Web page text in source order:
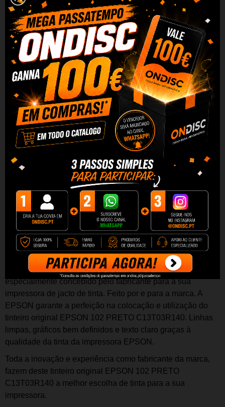
REVIEWS
inteirooriginal EPSON 102 PRETO C13T03R140
Caracteristicas do tinteiro
riginal EPSON 102 PRETO
C13T03R140
O novo t inteiro original EPSON 102 PRETO C13T03R140
oferece um óptimo desempenho e qualidade para a sua
impressora compatível. Um novo compromisso com a
inovação em tinta para impressoras da marca EPSON,
garantia de qualidade no fabrico de consumíveis de
impressão.
Ao comprar o seu
tinteiro originalEPSON 102 PRETO
na Ondiscterá uma equipa comercial ao seu
serviço por telefone
ee-mail para resolver quaisquer
questões, preocupações ou problemas com a máxima
atenção e rapidez. Basta comprar o t
inteiro
original EPSON
102 PRETO C13T03R140e colocá-lo confortavelmente na
sua impressora para começar a desfrutar das suas
características.
inteiro original EPSON 102 PRETO C13T03R140
especialmente concebido pelo fabricante para a sua
impressora de jacto de tinta. Feito por e para a marca. A
EPSON garante a perfeição na colocação e utilização do
tinteiro original EPSON 102 PRETO C13T03R140. Linhas
limpas, gráficos bem definidos e texto claro graças à
qualidade da tinta da impressora EPSON.
Toda a inovação e experiência como fabricante da marca,
fazem deste tinteiro original EPSON 102 PRETO
C13T03R140 a melhor escolha de tinta para a sua
impressora.